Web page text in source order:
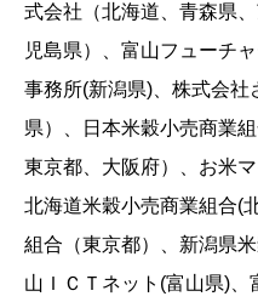
式会社（北海道、青森県
児島県）、富山フューチ
事務所(新潟県)、株式会社
県）、日本米穀小売商業
東京都、大阪府）、お米
北海道米穀小売商業組合(
組合（東京都）、新潟県
山ＩＣＴネット(富山県)